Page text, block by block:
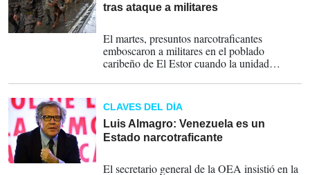
tras ataque a militares
El martes, presuntos narcotraficantes
emboscaron a militares en el poblado
caribeño de El Estor cuando la unidad
una aeronave en una pista clandestina.
CLAVES DEL DÍA
Luis Almagro: Venezuela es un
Estado narcotraficante
El secretario general de la OEA insistió en la